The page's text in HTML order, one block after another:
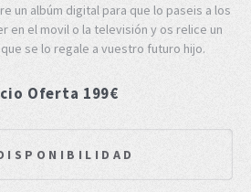
un albúm digital para que lo paseis a los
en el movil o la televisión y os relice un
se lo regale a vuestro futuro hijo.
Oferta 199€